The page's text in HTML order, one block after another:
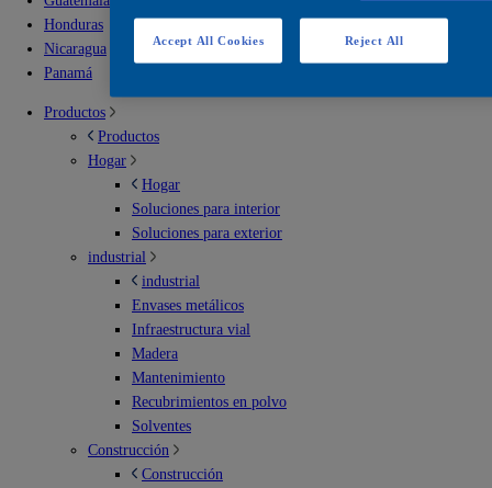
Honduras
Nicaragua
Panamá
Productos
Productos
Hogar
Hogar
Soluciones para interior
Soluciones para exterior
industrial
industrial
Envases metálicos
Infraestructura vial
Madera
Mantenimiento
Recubrimientos en polvo
Solventes
Construcción
Construcción
Reject All
Accept All Cookies